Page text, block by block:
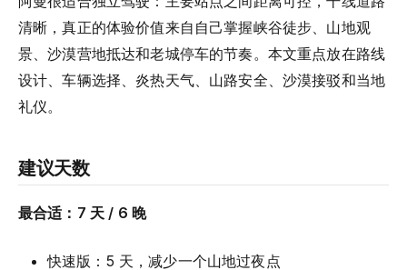
清晰，真正的体验价值来自自己掌握峡谷徒步、山地观
景、沙漠营地抵达和老城停车的节奏。本文重点放在路线
设计、车辆选择、炎热天气、山路安全、沙漠接驳和当地
礼仪。
建议天数
最合适：7 天 / 6 晚
快速版：5 天，减少一个山地过夜点